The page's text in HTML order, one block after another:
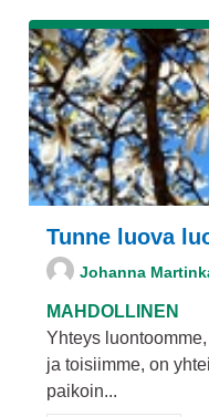
Tunne luova
Johanna
MAHDOLLINEN
Yhteys
ja toisiimme, on
paikoin...